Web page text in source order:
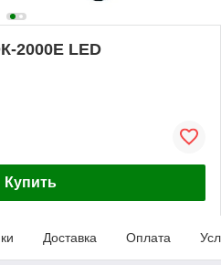
2000E LED
Купить
Доставка Оплата